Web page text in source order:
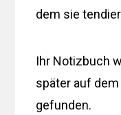
dem sie
Ihr Notizbuch
später auf
gefunden.